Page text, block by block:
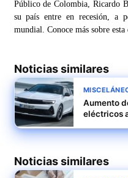
Público de Colombia, Ricardo
su país entre en recesión, a
mundial. Conoce más sobre
Noticias similares
Aumento
eléctricos
Noticias similares